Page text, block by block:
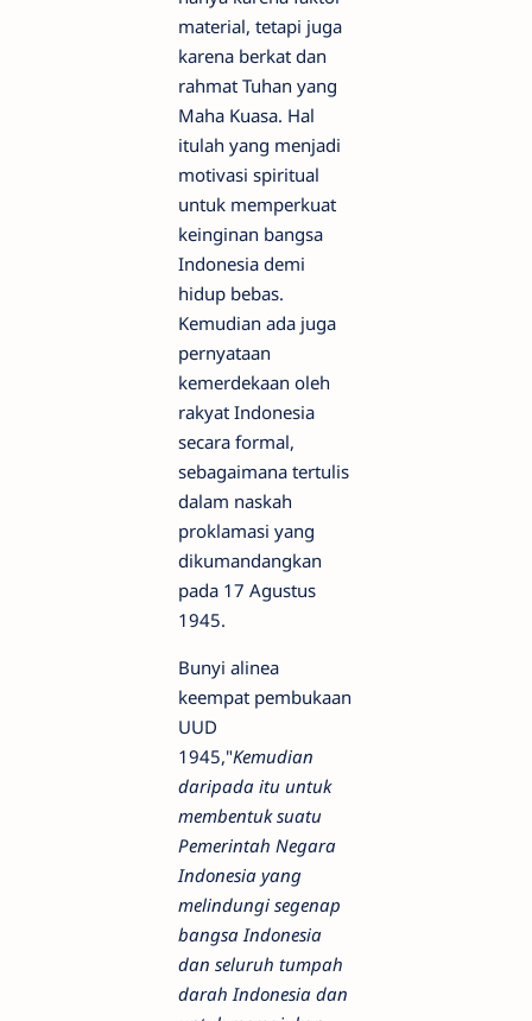
material, tetapi juga
karena berkat dan
rahmat Tuhan yang
Maha Kuasa. Hal
itulah yang menjadi
motivasi spiritual
untuk memperkuat
keinginan bangsa
Indonesia demi
hidup bebas.
Kemudian ada juga
pernyataan
kemerdekaan oleh
rakyat Indonesia
secara formal,
sebagaimana tertulis
dalam naskah
proklamasi yang
dikumandangkan
pada 17 Agustus
1945.
Bunyi alinea
keempat pembukaan
UUD
1945,"Kemudian
daripada itu untuk
membentuk suatu
Pemerintah Negara
Indonesia yang
melindungi segenap
bangsa Indonesia
dan seluruh tumpah
darah Indonesia dan